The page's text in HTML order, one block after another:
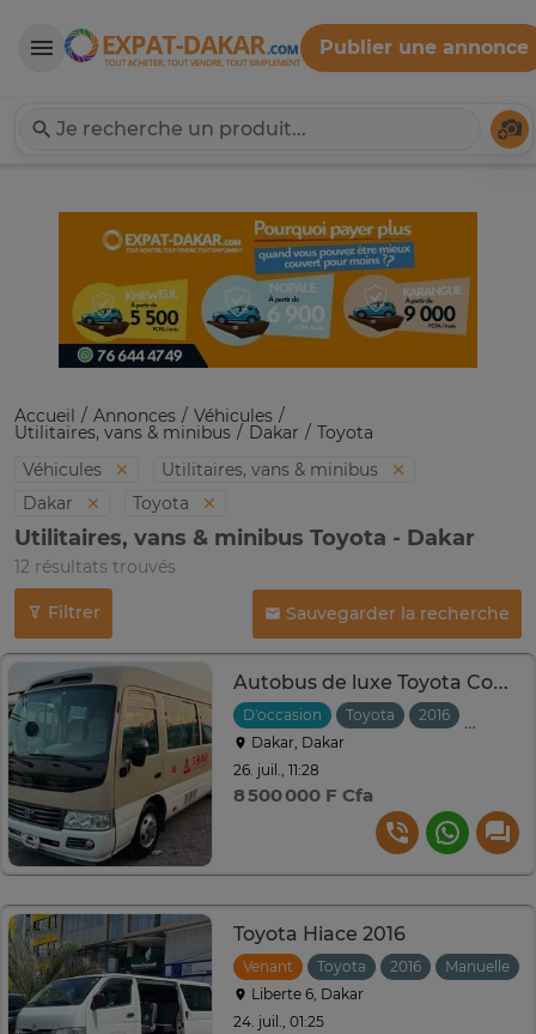
Expat-Dakar
Publier une annonce
Accueil Annonces Véhicules
Utilitaires, vans & minibus Dakar
Toyota
Véhicules
Utilitaires, vans & minibus
Dakar
Toyota
Utilitaires, vans & minibus Toyota - Dakar
12 résultats trouvés
Filtrer Sauvegarder la recherche
Autobus de luxe Toyota Coaster 20 Places Autobus Coaster
D'occasion Toyota 2016
Dakar, Dakar
26. juil., 11:28
8 500 000 F Cfa
Toyota Hiace 2016
Venant Toyota 2016
Manuelle
Liberte 6, Dakar
24. juil., 01:25